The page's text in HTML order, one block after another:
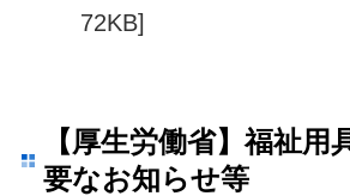
72KB]
【厚生労働省】福祉用
要なお知らせ等